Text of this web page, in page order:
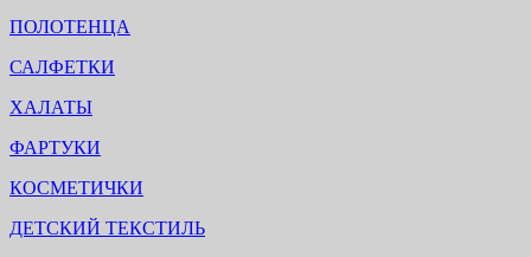
ПОЛОТЕНЦА
САЛФЕТКИ
ХАЛАТЫ
ФАРТУКИ
КОСМЕТИЧКИ
ДЕТСКИЙ ТЕКСТИЛЬ